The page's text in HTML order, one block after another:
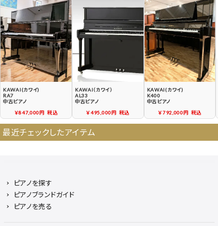
契約後の流れ 保証サービス
中古ピアノ買戻しサービ
ス
中古ピアノの状態につい
KAWAI(カワイ)
RA7
中古ピアノ
￥847,000円
税込
KAWAI（カワイ）
AL33
中古ピアノ
￥495,000円
税込
KAWAI(カワイ)
K400
中古ピアノ
￥792,000円
税込
最近チェックしたアイテム
ピアノを探す
ピアノブランドガイド
ピアノを売る